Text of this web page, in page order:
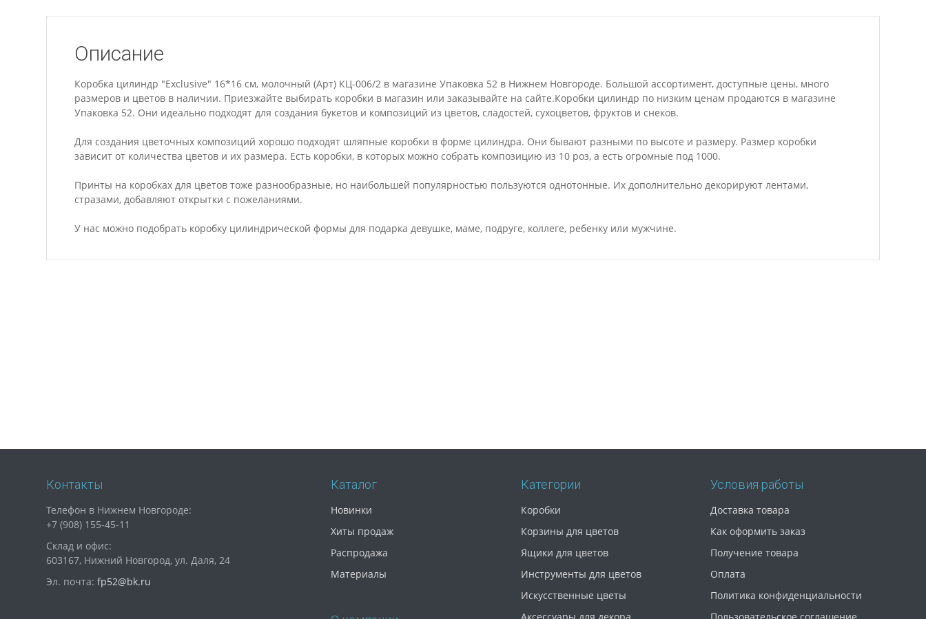
Описание
Коробка цилиндр "Exclusive" 16*16 см, молочный (Арт) КЦ-006/2 в магазине Упаковка 52 в Нижнем Новгороде. Большой ассортимент, доступные цены, много
размеров и цветов в наличии. Приезжайте выбирать коробки в магазин или заказывайте на сайте.Коробки цилиндр по низким ценам продаются в магазине
Упаковка 52. Они идеально подходят для создания букетов и композиций из цветов, сладостей, сухоцветов, фруктов и снеков.
Для создания цветочных композиций хорошо подходят шляпные коробки в форме цилиндра. Они бывают разными по высоте и размеру. Размер коробки
зависит от количества цветов и их размера. Есть коробки, в которых можно собрать композицию из 10 роз, а есть огромные под 1000.
Принты на коробках для цветов тоже разнообразные, но наибольшей популярностью пользуются однотонные. Их дополнительно декорируют лентами,
стразами, добавляют открытки с пожеланиями.
У нас можно подобрать коробку цилиндрической формы для подарка девушке, маме, подруге, коллеге, ребенку или мужчине.
Контакты
Телефон в Нижнем Новгороде:
+7 (908) 155-45-11
Склад и офис:
603167, Нижний Новгород, ул. Даля, 24
Эл. почта: fp52@bk.ru
Каталог
Новинки
Хиты продаж
Распродажа
Материалы
Категории
Коробки
Корзины для цветов
Ящики для цветов
Инструменты для цветов
Искусственные цветы
Условия работы
Доставка товара
Как оформить заказ
Получение товара
Оплата
Политика конфиденциальности